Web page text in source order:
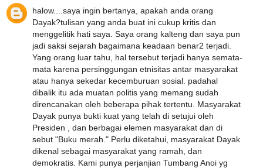
halow....saya ingin bertanya, apakah anda orang
Dayak?tulisan yang anda buat ini cukup kritis dan
menggelitik hati saya. Saya orang kalteng dan saya pun
jadi saksi sejarah bagaimana keadaan benar2 terjadi.
Yang orang luar tahu, hal tersebut terjadi hanya semata-
mata karena persinggungan etnisitas antar masyarakat
atau hanya sekedar kecemburuan sosial. padahal
dibalik itu ada muatan politis yang memang sudah
direncanakan oleh beberapa pihak tertentu. Masyarakat
Dayak punya bukti kuat yang telah di setujui oleh
Presiden , dan berbagai elemen masyarakat dan di
sebut "Buku merah." Perlu diketahui, masyarakat Dayak
dikenal sebagai masyarakat yang ramah, dan
demokratis. Kami punya perjanjian Tumbang Anoi yg